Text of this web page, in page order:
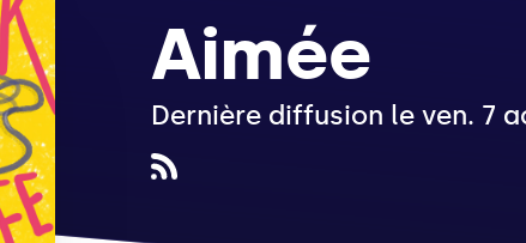
Aimée
Dernière diffusion le ven. 7